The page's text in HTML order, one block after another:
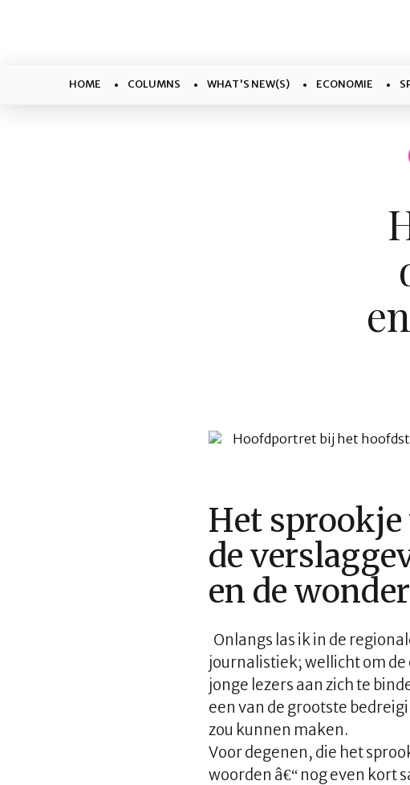
HOME COLUMNS WHAT'S NEW(S) ECONOMIE
Het sprookje
de
en de
Onlangs las ik in de
journalistiek; wellicht om de
jonge lezers aan zich te
een van de grootste
zou kunnen maken.
Voor degenen, die het
woorden â€“ nog even kort